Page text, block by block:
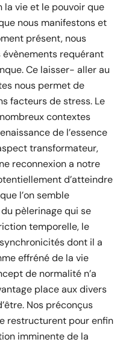
la vie et le pouvoir que
nous manifestons et
présent, nous
requérant
Ce laisser- aller au
nous permet de
facteurs de stress. Le
contextes
de l’essence
transformateur,
reconnexion a notre
d’atteindre
l’on semble
pèlerinage qui se
temporelle, le
dont il a
effréné de la vie
de normalité n’a
place aux divers
Nos préconçus
restructurent pour enfin
imminente de la